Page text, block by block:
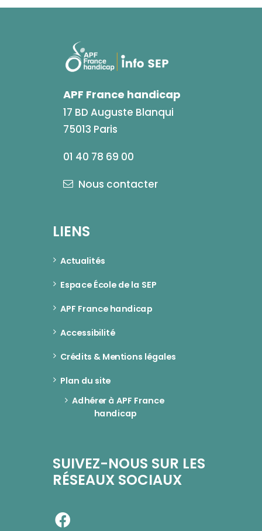
APF France handicap
17 BD Auguste Blanqui
75013 Paris
01 40 78 69 00
Nous contacter
LIENS
Actualités
Espace École de la SEP
APF France handicap
Accessibilité
Crédits & Mentions légales
Plan du site
Adhérer à APF France
handicap
SUIVEZ-NOUS SUR LES
RÉSEAUX SOCIAUX